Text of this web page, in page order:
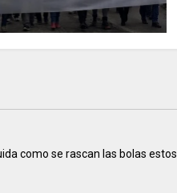
como se rascan las bolas estos